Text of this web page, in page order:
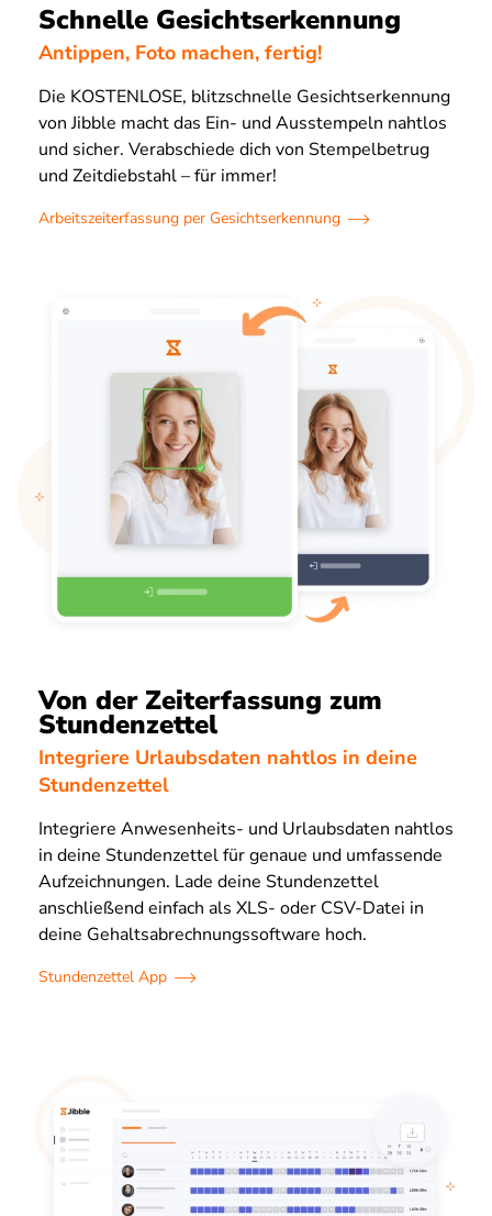
Schnelle Gesichtserkennung
Antippen, Foto machen, fertig!
Die KOSTENLOSE, blitzschnelle Gesichtserkennung
von Jibble macht das Ein- und Ausstempeln nahtlos
und sicher. Verabschiede dich von Stempelbetrug
und Zeitdiebstahl – für immer!
Arbeitszeiterfassung per Gesichtserkennung
Von der Zeiterfassung zum
Stundenzettel
Integriere Urlaubsdaten nahtlos in deine
Stundenzettel
Integriere Anwesenheits- und Urlaubsdaten nahtlos
in deine Stundenzettel für genaue und umfassende
Aufzeichnungen. Lade deine Stundenzettel
anschließend einfach als XLS- oder CSV-Datei in
deine Gehaltsabrechnungssoftware hoch.
Stundenzettel App